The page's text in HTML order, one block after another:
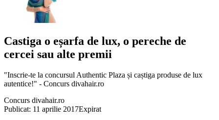
Castiga o eșarfa de lux, o pereche de
cercei sau alte premii
"Inscrie-te la concursul Authentic Plaza și caștiga produse de lux
autentice!" - Concurs divahair.ro
Concurs divahair.ro
Publicat: 11 aprilie 2017Expirat